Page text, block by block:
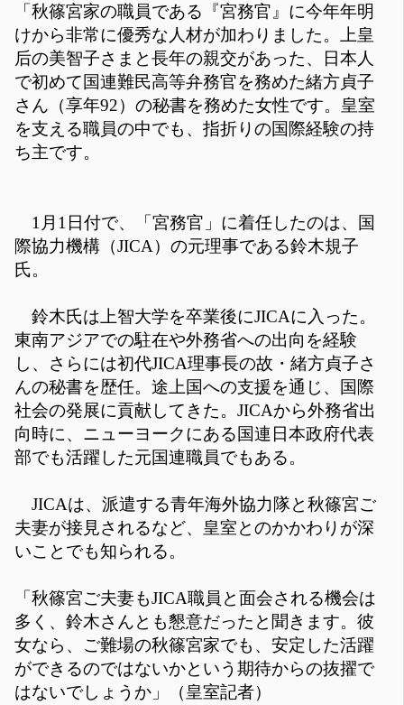
「秋篠宮家の職員である『宮務官』に今年年明
けから非常に優秀な人材が加わりました。上皇
后の美智子さまと長年の親交があった、日本人
で初めて国連難民高等弁務官を務めた緒方貞子
さん（享年92）の秘書を務めた女性です。皇室
を支える職員の中でも、指折りの国際経験の持
ち主です。
1月1日付で、「宮務官」に着任したのは、国
際協力機構（JICA）の元理事である鈴木規子
氏。
鈴木氏は上智大学を卒業後にJICAに入った。
東南アジアでの駐在や外務省への出向を経験
し、さらには初代JICA理事長の故・緒方貞子さ
んの秘書を歴任。途上国への支援を通じ、国際
社会の発展に貢献してきた。JICAから外務省出
向時に、ニューヨークにある国連日本政府代表
部でも活躍した元国連職員でもある。
JICAは、派遣する青年海外協力隊と秋篠宮ご
夫妻が接見されるなど、皇室とのかかわりが深
いことでも知られる。
「秋篠宮ご夫妻もJICA職員と面会される機会は
多く、鈴木さんとも懇意だったと聞きます。彼
女なら、ご難場の秋篠宮家でも、安定した活躍
ができるのではないかという期待からの抜擢で
はないでしょうか」（皇室記者）